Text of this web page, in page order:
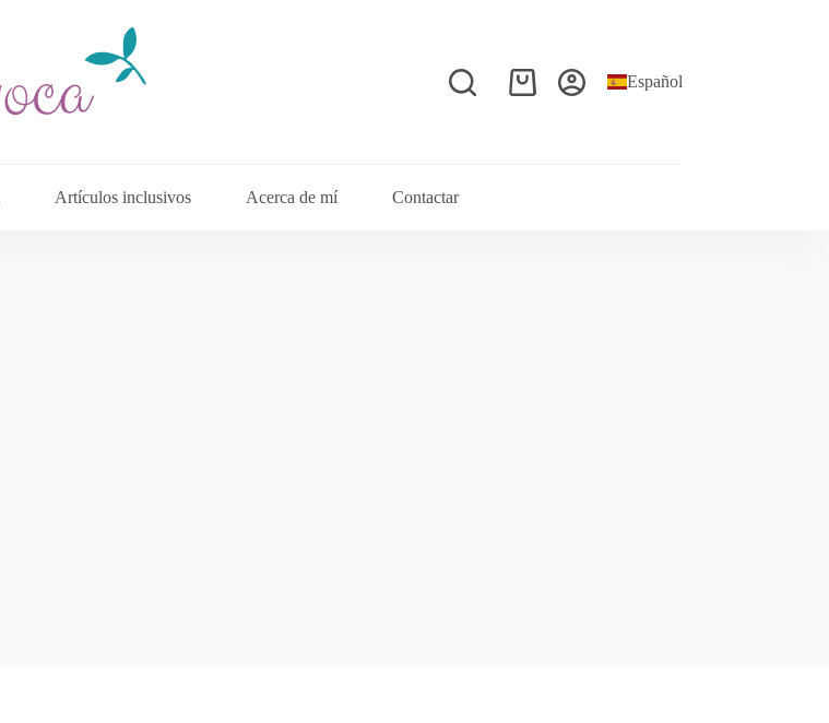
Carro
Español
Artículos inclusivos Acerca de mí Contactar